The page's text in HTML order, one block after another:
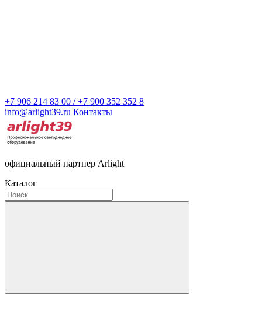
+7 906 214 83 00 / +7 900 352 352 8
info@arlight39.ru Контакты
официальный партнер Arlight
Каталог